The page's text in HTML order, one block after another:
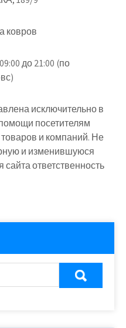
ковров
до 21:00 (по
исключительно в
посетителям
и компаний. Не
и изменившуюся
ответственность